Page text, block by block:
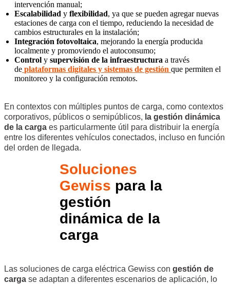
intervención manual;
Escalabilidad y flexibilidad, ya que se pueden agregar nuevas
estaciones de carga con el tiempo, reduciendo la necesidad de
cambios estructurales en la instalación;
Integración fotovoltaica, mejorando la energía producida
localmente y promoviendo el autoconsumo;
Control y supervisión de la infraestructura a través
de plataformas digitales y sistemas de gestión que permiten el
monitoreo y la configuración remotos.
En contextos con múltiples puntos de carga, como contextos
corporativos, públicos o semipúblicos, la gestión dinámica
de la carga es particularmente útil para distribuir la energía
entre los diferentes vehículos conectados, incluso en función
del orden de llegada.
Soluciones
Gewiss para la
gestión
dinámica de la
carga
Las soluciones de carga eléctrica Gewiss con gestión de
carga se adaptan a diferentes escenarios de aplicación, lo